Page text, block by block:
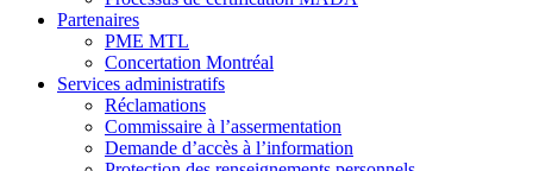
Partenaires
PME MTL
Concertation Montréal
Services administratifs
Réclamations
Commissaire à l’assermentation
Demande d’accès à l’information